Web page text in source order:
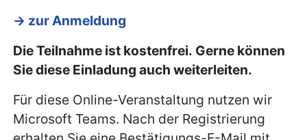
-> zur Anmeldung
Die Teilnahme ist kostenfrei. Gerne können
Sie diese Einladung auch weiterleiten.
Für diese Online-Veranstaltung nutzen wir
Microsoft Teams. Nach der Registrierung